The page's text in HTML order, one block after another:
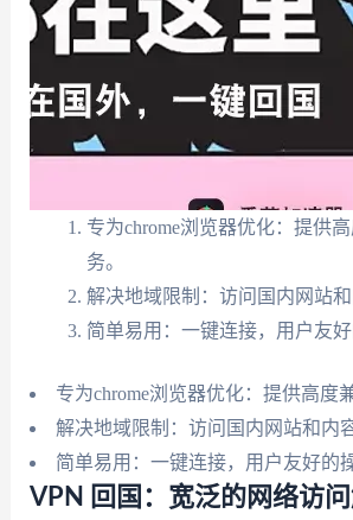
专为chrome浏览器优化：提供
务。
解决地域限制：访问国内网站和
简单易用：一键连接，用户友好
专为chrome浏览器优化：提供高度
解决地域限制：访问国内网站和内
简单易用：一键连接，用户友好的
VPN 回国：宽泛的网络访